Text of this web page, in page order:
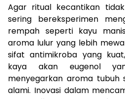
Agar ritual kecantikan
sering bereksperimen
rempah seperti kayu
aroma lulur yang lebih
sifat antimikroba yang
kaya akan eugenol
menyegarkan aroma tubuh
alami. Inovasi dalam